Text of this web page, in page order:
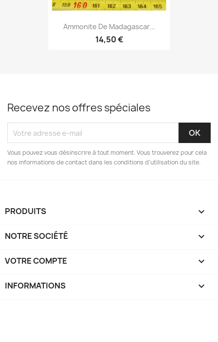
Ammonite De Madagascar...
14,50 €
Recevez nos offres spéciales
Vous pouvez vous désinscrire à tout moment. Vous trouverez pour cela
nos informations de contact dans les conditions d'utilisation du site.
PRODUITS 
NOTRE SOCIÉTÉ 
VOTRE COMPTE 
INFORMATIONS keyboard_arrow_down